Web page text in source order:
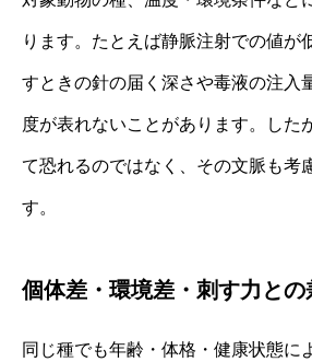
ります。たとえば静脈注射での値が
すときの針の届く深さや毒液の注入
度が表れないことがあります。した
て恐れるのではなく、その文脈も考
す。
個体差・環境差・刺す力との
同じ種でも年齢・体格・健康状態に